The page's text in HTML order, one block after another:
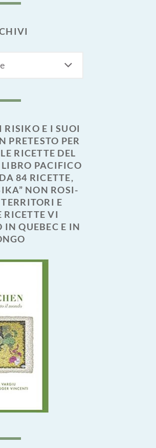
RISIKO E I SUOI
PRETESTO PER
RICETTE DEL
PACIFICO
84 RICETTE,
NON ROSI-
E
RICETTE VI
IN QUEBEC E IN